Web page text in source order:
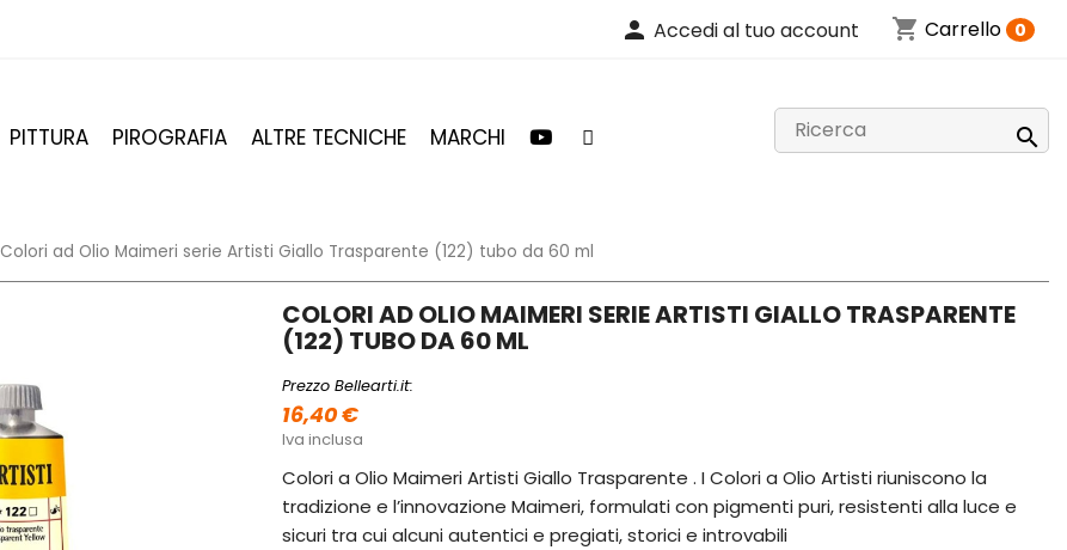
person Accedi al tuo account shopping_cart Carrello 0
PITTURA PIROGRAFIA ALTRE TECNICHE MARCHI 
Colori ad Olio Maimeri serie Artisti Giallo Trasparente (122) tubo da 60 ml
COLORI AD OLIO MAIMERI SERIE ARTISTI GIALLO TRASPARENTE
(122) TUBO DA 60 ML
Prezzo Bellearti.it:
16,40 €
Iva inclusa
Colori a Olio Maimeri Artisti Giallo Trasparente . I Colori a Olio Artisti riuniscono la
tradizione e l’innovazione Maimeri, formulati con pigmenti puri, resistenti alla luce e
sicuri tra cui alcuni autentici e pregiati, storici e introvabili